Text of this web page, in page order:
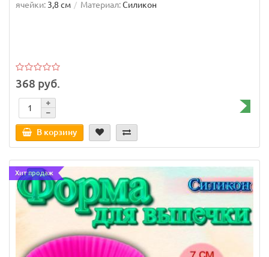
ячейки: 3,8 см Материал:Силикон
368 руб.
В корзину
Хит продаж